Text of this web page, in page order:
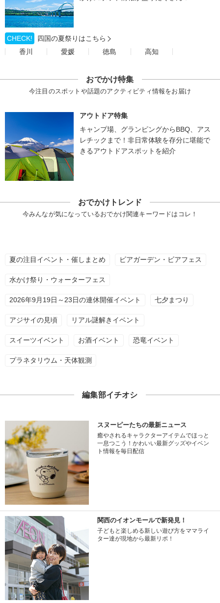
CHECK!
四国の夏祭りはこちら
香川
愛媛 徳島 高知
おでかけ特集
今注目のスポットや話題のアクティビティ情報をお届け
アウトドア特集
キャンプ場、グランピングからBBQ、アス
レチックまで！非日常体験を存分に堪能で
きるアウトドアスポットを紹介
おでかけトレンド
今みんなが気になっているおでかけ関連キーワードはコレ！
夏の注目イベント・催しまとめ ビアガーデン・ビアフェス
水かけ祭り・ウォーターフェス
2026年9月19日～23日の連休開催イベント 七夕まつり
アジサイの見頃 リアル謎解きイベント
スイーツイベント お酒イベント 恐竜イベント
プラネタリウム・天体観測
編集部イチオシ
スヌーピーたちの最新ニュース
癒やされるキャラクターアイテムでほっと
一息つこう！かわいい最新グッズやイベン
ト情報を毎日配信
関西のイオンモールで新発見！
子どもと楽しめる新しい遊び方をママライ
ター達が現地から最新リポ！